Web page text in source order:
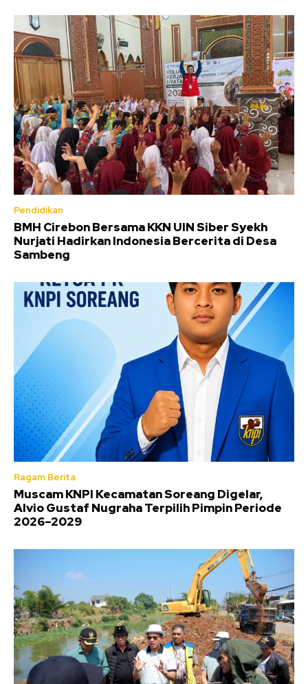
Pendidikan
BMH Cirebon Bersama KKN UIN Siber Syekh
Nurjati Hadirkan Indonesia Bercerita di Desa
Sambeng
Ragam Berita
Muscam KNPI Kecamatan Soreang Digelar,
Alvio Gustaf Nugraha Terpilih Pimpin Periode
2026–2029